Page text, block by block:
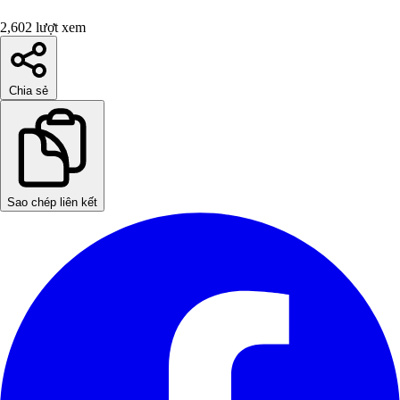
2,602 lượt xem
Chia sẻ
Sao chép liên kết